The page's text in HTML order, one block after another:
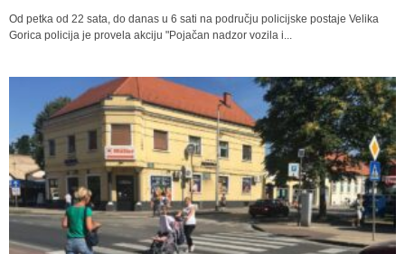
Od petka od 22 sata, do danas u 6 sati na području policijske postaje Velika
Gorica policija je provela akciju "Pojačan nadzor vozila i...